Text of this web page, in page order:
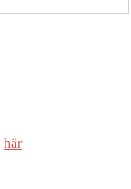
här